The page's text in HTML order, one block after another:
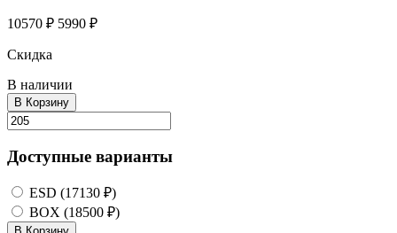
10570 ₽ 5990 ₽
Скидка
В наличии
В Корзину
Доступные варианты
ESD (17130 ₽)
BOX (18500 ₽)